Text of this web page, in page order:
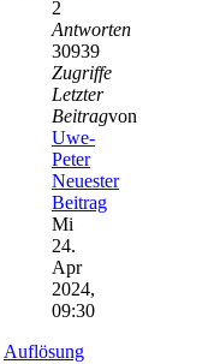
2
Antworten
30939
Zugriffe
Letzter
Beitragvon
Uwe-
Peter
Neuester
Beitrag
Mi
24.
Apr
2024,
09:30
Auflösung